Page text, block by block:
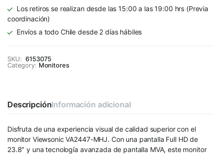
Los retiros se realizan desde las 15:00 a las 19:00 hrs (Previa
coordinación)
Envíos a todo Chile desde 2 días hábiles
SKU: 6153075
Category: Monitores
DescripciónInformación adicional
Disfruta de una experiencia visual de calidad superior con el
monitor Viewsonic VA2447-MHJ. Con una pantalla Full HD de
23.8″ y una tecnología avanzada de pantalla MVA, este monitor